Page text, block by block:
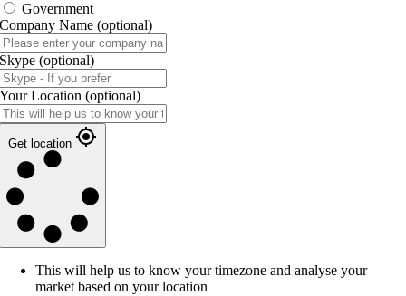
Government
Company Name (optional)
Skype (optional)
Your Location (optional)
Get location
This will help us to know your timezone and analyse your
market based on your location